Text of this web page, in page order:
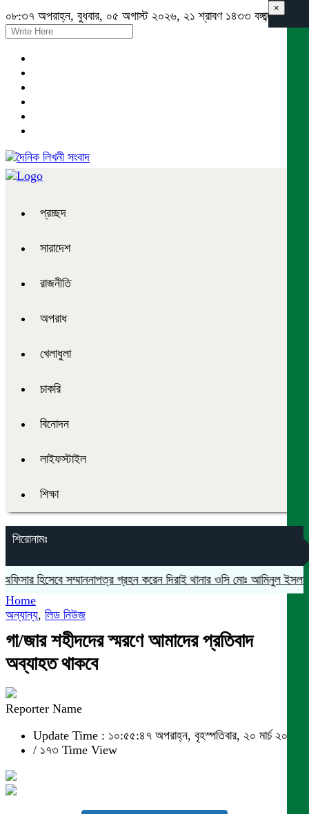
০৮:৩৭ অপরাহ্ন, বুধবার, ০৫ অগাস্ট ২০২৬, ২১ শ্রাবণ ১৪৩৩ বঙ্গাব্দ
প্রচ্ছদ
সারাদেশ
রাজনীতি
অপরাধ
খেলাধুলা
চাকরি
বিনোদন
লাইফস্টাইল
শিক্ষা
শিরোনামঃ
হিসেবে সম্মাননাপত্র গ্রহন করেন দিরাই থানার ওসি মোঃ আমিনুল ইসলাম
×
Home
অন্যান্য, লিড নিউজ
গা/জার শহীদদের স্মরণে আমাদের প্রতিবাদ
অব্যাহত থাকবে
Reporter Name
Update Time : ১০:৫৫:৪৭ অপরাহ্ন, বৃহস্পতিবার, ২০ মার্চ ২০২৫
/ ১৭৩ Time View